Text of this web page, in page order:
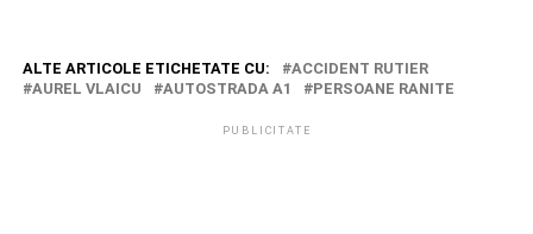
ALTE ARTICOLE ETICHETATE CU:
ACCIDENT RUTIER
AUREL VLAICU
AUTOSTRADA A1 PERSOANE RANITE
PUBLICITATE